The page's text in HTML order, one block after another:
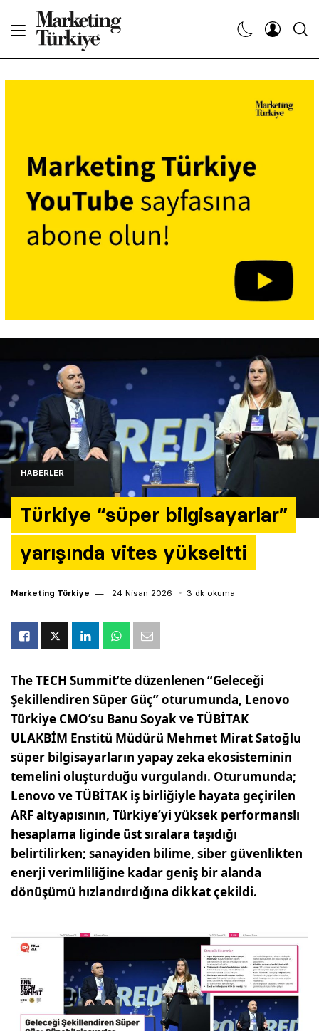
HABERLER
Türkiye “süper bilgisayarlar”
yarışında vites yükseltti
Marketing Türkiye 24 Nisan 2026 3 dk okuma
The TECH Summit’te düzenlenen “Geleceği
Şekillendiren Süper Güç” oturumunda, Lenovo
Türkiye CMO’su Banu Soyak ve TÜBİTAK
ULAKBİM Enstitü Müdürü Mehmet Mirat Satoğlu
süper bilgisayarların yapay zeka ekosisteminin
temelini oluşturduğu vurgulandı. Oturumunda;
Lenovo ve TÜBİTAK iş birliğiyle hayata geçirilen
ARF altyapısının, Türkiye’yi yüksek performanslı
hesaplama liginde üst sıralara taşıdığı
belirtilirken; sanayiden bilime, siber güvenlikten
enerji verimliliğine kadar geniş bir alanda
dönüşümü hızlandırdığına dikkat çekildi.
Dergiler
Etkinlikler
Araştırma